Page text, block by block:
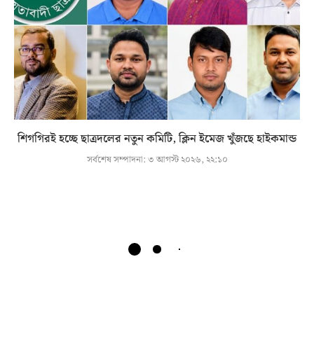
শিগগিরই হচ্ছে ছাত্রদলের নতুন কমিটি, ক্লিন ইমেজ খুঁজছে হাইকমান্ড
সর্বশেষ সম্পাদনা:৩ আগস্ট ২০২৬, ২২:১০